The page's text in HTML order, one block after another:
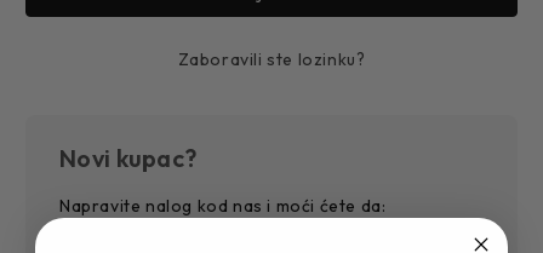
Zaboravili ste lozinku?
Novi kupac?
Napravite nalog kod nas i moći ćete da: